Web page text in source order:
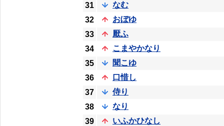
31
なむ
32
おぼゆ
33
厭ふ
34
こまやかなり
35
聞こゆ
36
口惜し
37
侍り
38
なり
39
いふかひなし